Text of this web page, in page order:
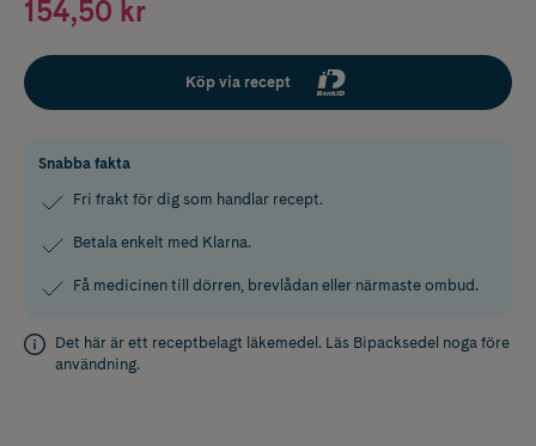
154,50 kr
Köp via recept
Snabba fakta
Fri frakt för dig som handlar recept.
Betala enkelt med Klarna.
Få medicinen till dörren, brevlådan eller närmaste ombud.
Det här är ett receptbelagt läkemedel. Läs Bipacksedel noga före
användning.